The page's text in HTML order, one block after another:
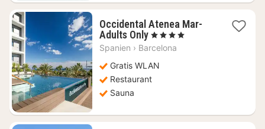
Occidental Atenea Mar-
Adults Only1
Nacht
177,75
€
, 4 Sterne
Spanien › Barcelona
Gratis WLAN
Restaurant
Sauna